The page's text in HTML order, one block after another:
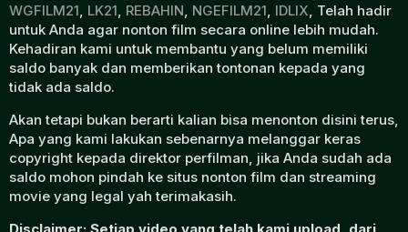
WGFILM21, LK21, REBAHIN, NGEFILM21, IDLIX, Telah hadir
untuk Anda agar nonton film secara online lebih mudah.
Kehadiran kami untuk membantu yang belum memiliki
saldo banyak dan memberikan tontonan kepada yang
tidak ada saldo.
Akan tetapi bukan berarti kalian bisa menonton disini terus,
Apa yang kami lakukan sebenarnya melanggar keras
copyright kepada direktor perfilman, jika Anda sudah ada
saldo mohon pindah ke situs nonton film dan streaming
movie yang legal yah terimakasih.